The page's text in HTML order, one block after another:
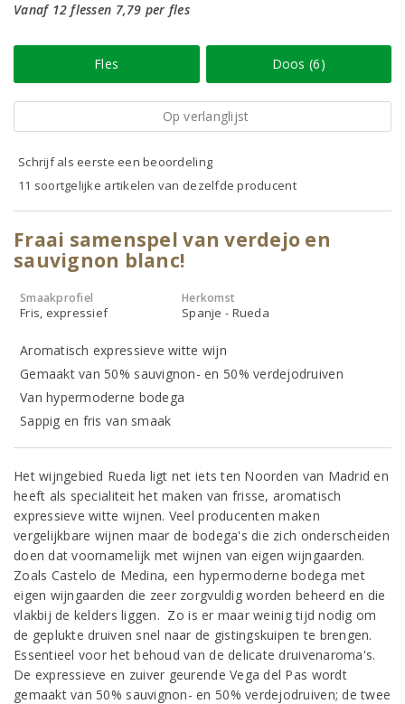
Vanaf 12 flessen 7,79 per fles
Fles Doos (6)
Op verlanglijst
Schrijf als eerste een beoordeling
11 soortgelijke artikelen van dezelfde producent
Fraai samenspel van verdejo en
sauvignon blanc!
Smaakprofiel
Fris, expressief
Herkomst
Spanje - Rueda
Aromatisch expressieve witte wijn
Gemaakt van 50% sauvignon- en 50% verdejodruiven
Van hypermoderne bodega
Sappig en fris van smaak
Het wijngebied Rueda ligt net iets ten Noorden van Madrid en
heeft als specialiteit het maken van frisse, aromatisch
expressieve witte wijnen. Veel producenten maken
vergelijkbare wijnen maar de bodega's die zich onderscheiden
doen dat voornamelijk met wijnen van eigen wijngaarden.
Zoals Castelo de Medina, een hypermoderne bodega met
eigen wijngaarden die zeer zorgvuldig worden beheerd en die
vlakbij de kelders liggen. Zo is er maar weinig tijd nodig om
de geplukte druiven snel naar de gistingskuipen te brengen.
Essentieel voor het behoud van de delicate druivenaroma's.
De expressieve en zuiver geurende Vega del Pas wordt
gemaakt van 50% sauvignon- en 50% verdejodruiven; de twee